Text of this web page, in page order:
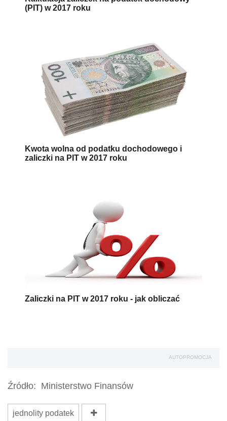
(PIT) w 2017 roku
Kwota wolna od podatku dochodowego i
zaliczki na PIT w 2017 roku
Zaliczki na PIT w 2017 roku - jak obliczać
AUTOPROMOCJA
Źródło: Ministerstwo Finansów
jednolity podatek